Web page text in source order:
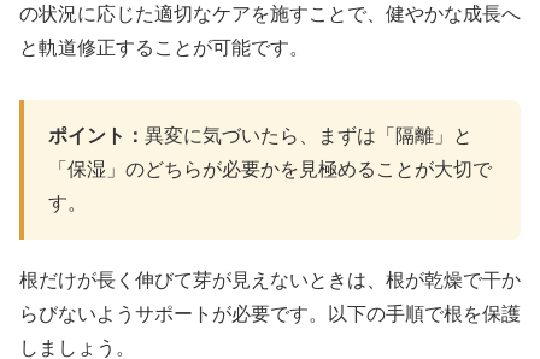
の状況に応じた適切なケアを施すことで、健やかな成長へ
と軌道修正することが可能です。
ポイント： 異変に気づいたら、まずは「隔離」と
「保湿」のどちらが必要かを見極めることが大切で
す。
根だけが長く伸びて芽が見えないときは、根が乾燥で干か
らびないようサポートが必要です。以下の手順で根を保護
しましょう。